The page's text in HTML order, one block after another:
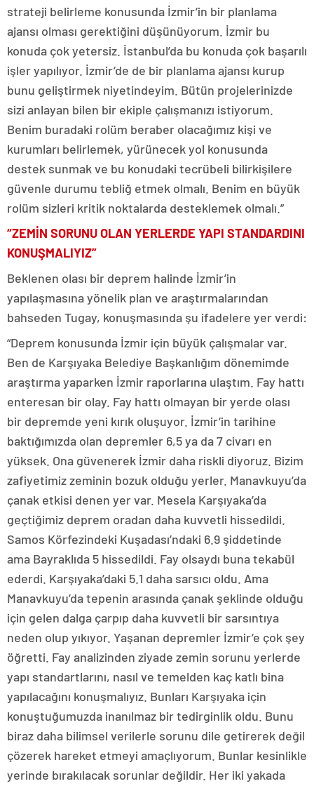
strateji belirleme konusunda İzmir’in bir planlama
ajansı olması gerektiğini düşünüyorum. İzmir bu
konuda çok yetersiz. İstanbul’da bu konuda çok başarılı
işler yapılıyor. İzmir’de de bir planlama ajansı kurup
bunu geliştirmek niyetindeyim. Bütün projelerinizde
sizi anlayan bilen bir ekiple çalışmanızı istiyorum.
Benim buradaki rolüm beraber olacağımız kişi ve
kurumları belirlemek, yürünecek yol konusunda
destek sunmak ve bu konudaki tecrübeli bilirkişilere
güvenle durumu tebliğ etmek olmalı. Benim en büyük
rolüm sizleri kritik noktalarda desteklemek olmalı.”
“ZEMİN SORUNU OLAN YERLERDE YAPI STANDARDINI
KONUŞMALIYIZ”
Beklenen olası bir deprem halinde İzmir’in
yapılaşmasına yönelik plan ve araştırmalarından
bahseden Tugay, konuşmasında şu ifadelere yer verdi:
“Deprem konusunda İzmir için büyük çalışmalar var.
Ben de Karşıyaka Belediye Başkanlığım dönemimde
araştırma yaparken İzmir raporlarına ulaştım. Fay hattı
enteresan bir olay. Fay hattı olmayan bir yerde olası
bir depremde yeni kırık oluşuyor. İzmir’in tarihine
baktığımızda olan depremler 6,5 ya da 7 civarı en
yüksek. Ona güvenerek İzmir daha riskli diyoruz. Bizim
zafiyetimiz zeminin bozuk olduğu yerler. Manavkuyu’da
çanak etkisi denen yer var. Mesela Karşıyaka’da
geçtiğimiz deprem oradan daha kuvvetli hissedildi.
Samos Körfezindeki Kuşadası’ndaki 6.9 şiddetinde
ama Bayraklıda 5 hissedildi. Fay olsaydı buna tekabül
ederdi. Karşıyaka’daki 5.1 daha sarsıcı oldu. Ama
Manavkuyu’da tepenin arasında çanak şeklinde olduğu
için gelen dalga çarpıp daha kuvvetli bir sarsıntıya
neden olup yıkıyor. Yaşanan depremler İzmir’e çok şey
öğretti. Fay analizinden ziyade zemin sorunu yerlerde
yapı standartlarını, nasıl ve temelden kaç katlı bina
yapılacağını konuşmalıyız. Bunları Karşıyaka için
konuştuğumuzda inanılmaz bir tedirginlik oldu. Bunu
biraz daha bilimsel verilerle sorunu dile getirerek değil
çözerek hareket etmeyi amaçlıyorum. Bunlar kesinlikle
yerinde bırakılacak sorunlar değildir. Her iki yakada